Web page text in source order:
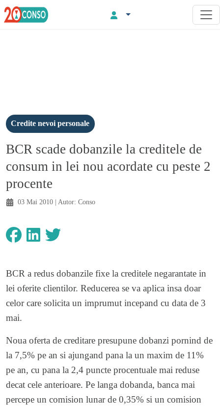
Credite nevoi personale
BCR scade dobanzile la creditele de
consum in lei nou acordate cu peste 2
procente
03 Mai 2010 | Autor: Conso
BCR a redus dobanzile fixe la creditele negarantate in
lei oferite clientilor. Reducerea se va aplica insa doar
celor care solicita un imprumut incepand cu data de 3
mai.
Noua oferta de creditare presupune dobanzi pornind de
la 7,5% pe an si ajungand pana la un maxim de 11%
pe an, cu pana la 2,4 puncte procentuale mai reduse
decat cele anterioare. Pe langa dobanda, banca mai
percepe un comision lunar de 0,35% si un comision